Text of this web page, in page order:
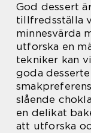
God dessert
tillfredsställa
minnesvärda
utforska en
tekniker kan
goda
slående
en delikat
att utforska